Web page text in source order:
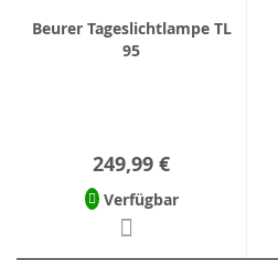
Beurer Tageslichtlampe TL
95
249,99 €
Verfügbar